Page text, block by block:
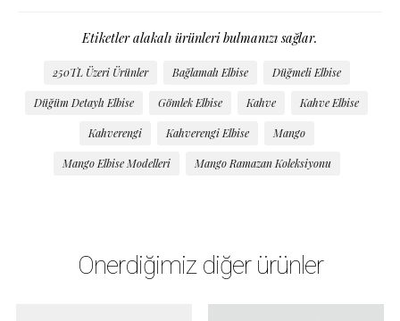
Etiketler alakalı ürünleri bulmanızı sağlar.
250TL Üzeri Ürünler Bağlamalı Elbise Düğmeli Elbise
Düğüm Detaylı Elbise Gömlek Elbise Kahve Kahve Elbise
Kahverengi Kahverengi Elbise Mango
Mango Elbise Modelleri Mango Ramazan Koleksiyonu
Önerdiğimiz diğer ürünler